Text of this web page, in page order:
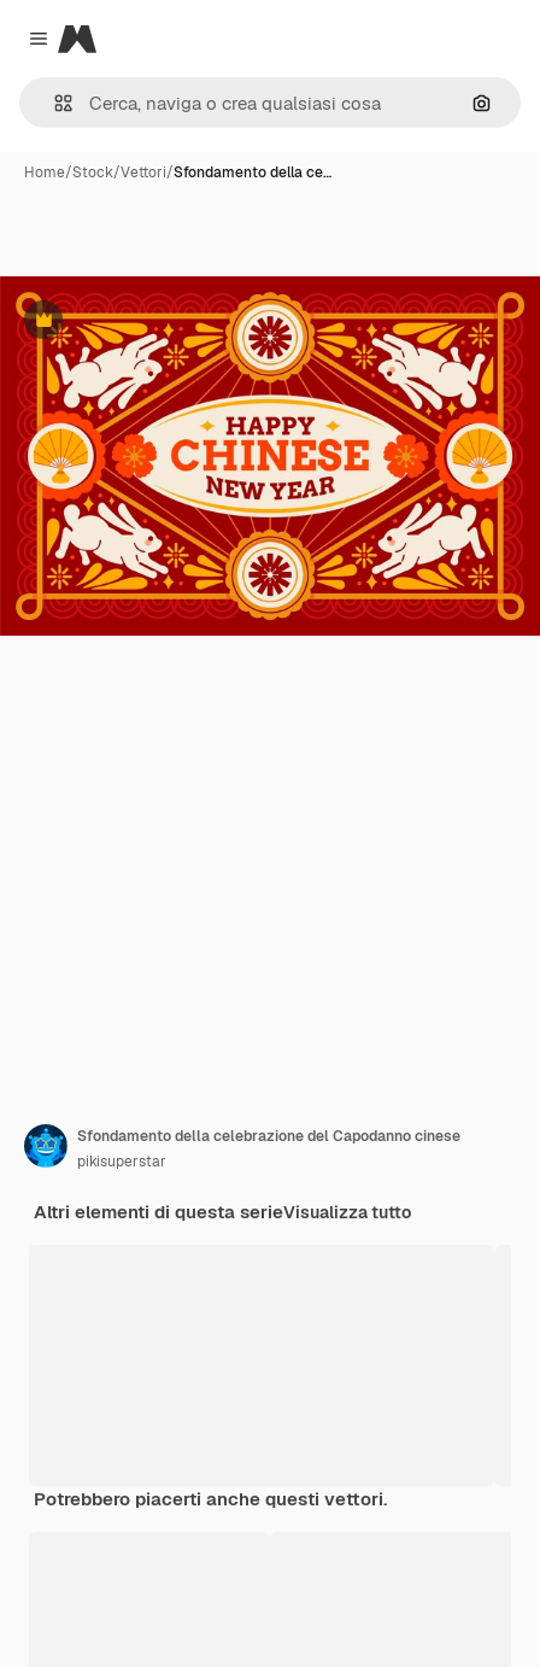
Close menu
Magnific
Cerca
Home/Stock/Vettori/Sfondamento della ce…
Premium
Sfondamento della celebrazione del Capodanno cinese
pikisuperstar
Altri elementi di questa serieVisualizza tutto
Potrebbero piacerti anche questi vettori.